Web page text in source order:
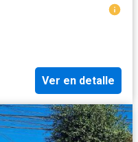
Ver en detalle